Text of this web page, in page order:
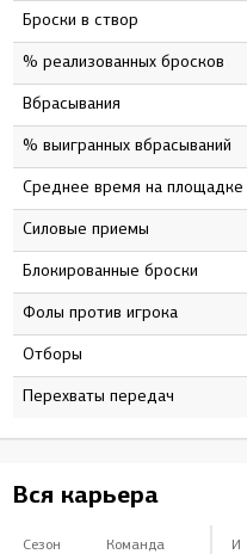
Броски в створ
% реализованных бросков
Вбрасывания
% выигранных вбрасываний
Среднее время на площадке
Силовые приемы
Блокированные броски
Фолы против игрока
Отборы
Перехваты передач
Вся карьера
Сезон Команда И